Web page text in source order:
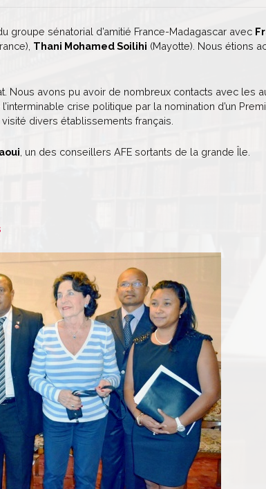
groupe sénatorial d’amitié France-Madagascar avec
Thani Mohamed Soilihi (Mayotte). Nous étions
Nous avons pu avoir de nombreux contacts avec les
crise politique par la nomination d’un
divers établissements français.
, un des conseillers AFE sortants de la grande Île.